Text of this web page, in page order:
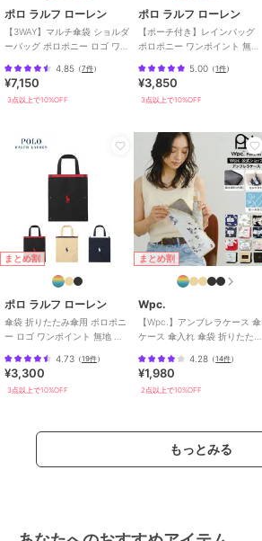
ポロ ラルフ ローレン
【3WAY】マルチ傘袋 ショルダ
ーバッグ ポロポニー ロゴ ワン
4.85 （7件）
¥7,150
3点以上で10%OFF
ポロ ラルフ ローレン
【ポーチ付き】レインバッグ
ポロポニー ワンポイント 無地
5.00 （1件）
¥3,850
3点以上で10%OFF
まとめ割
ポロ ラルフ ローレン
傘袋 折りたたみ傘用 ポロポニ
ー ロゴ ワンポイント 無地 パ
4.73 （19件）
¥3,300
3点以上で10%OFF
まとめ割
Wpc.
【Wpc.】アンブレラケース 傘
ケース 傘入れ 傘袋 折りたたみ
4.28 （14件）
¥1,980
2点以上で10%OFF
もっとみる